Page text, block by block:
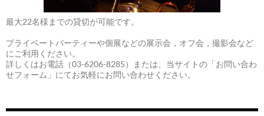
最大22名様までの貸切が可能です。
プライベートパーティーや個展などの展示会，オフ会，撮影会など
にご利用ください。
詳しくはお電話（03-6206-8285）または、当サイトの「お問い合わ
せフォーム」にてお気軽にお問い合わせください。